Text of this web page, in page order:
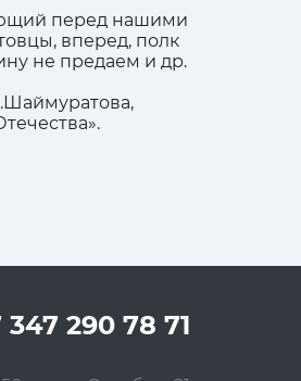
перед нашими
вперед, полк
не предаем и др.
347 290 78 71